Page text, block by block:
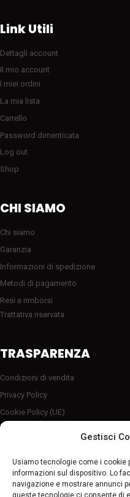
Gestisci
Usiamo tecnologie come i cookie
informazioni sul dispositivo. Lo
navigazione e mostrare annunci
queste tecnologie ci consente di
Link Utili
Dettagli account
Il mio account
I miei ordini
La mia lista
Carrello
Password dimenticata
Log out
Shop
CHI SIAMO
Chi siamo
Garanzia
Informazioni di spedizione
Metodi di pagamento
Resi e rimborsi
Trattativa riservata
TRASPARENZA
Condizioni di vendita
Privacy Policy
Cookie Policy (UE)
Server sicuro HTTP2/SSL